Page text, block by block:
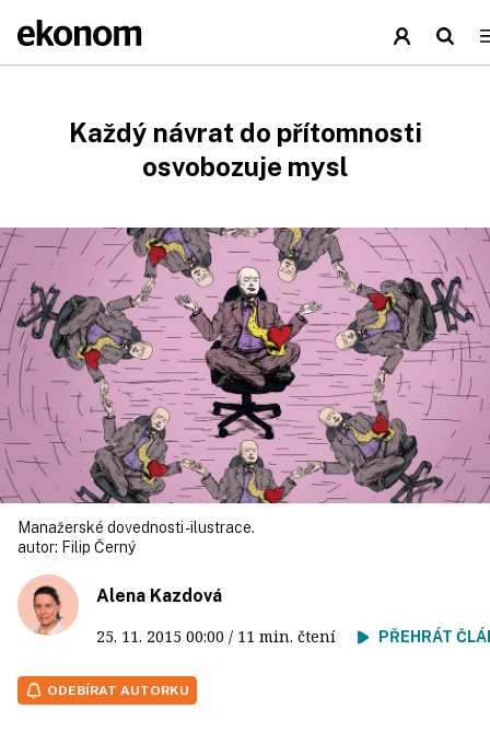
Každý návrat do přítomnosti
osvobozuje mysl
Manažerské dovednosti - ilustrace.
autor: Filip Černý
Alena Kazdová
25. 11. 2015 00:00 / 11 min. čtení PŘEHRÁT
ODEBÍRAT AUTORKU